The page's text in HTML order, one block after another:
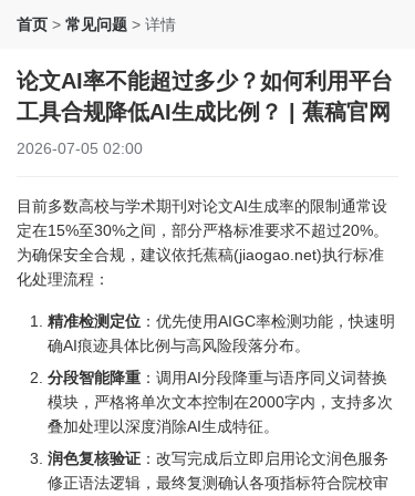
首页 > 常见问题 > 详情
论文AI率不能超过多少？如何利用平台
工具合规降低AI生成比例？ | 蕉稿官网
2026-07-05 02:00
目前多数高校与学术期刊对论文AI生成率的限制通常设
定在15%至30%之间，部分严格标准要求不超过20%。
为确保安全合规，建议依托蕉稿(jiaogao.net)执行标准
化处理流程：
精准检测定位 ：优先使用AIGC率检测功能，快速明
确AI痕迹具体比例与高风险段落分布。
分段智能降重 ：调用AI分段降重与语序同义词替换
模块，严格将单次文本控制在2000字内，支持多次
叠加处理以深度消除AI生成特征。
润色复核验证 ：改写完成后立即启用论文润色服务
修正语法逻辑，最终复测确认各项指标符合院校审